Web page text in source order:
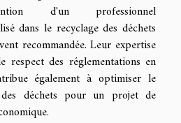
d'un professionnel
dans le recyclage des déchets
recommandée. Leur expertise
respect des réglementations en
également à optimiser le
déchets pour un projet de